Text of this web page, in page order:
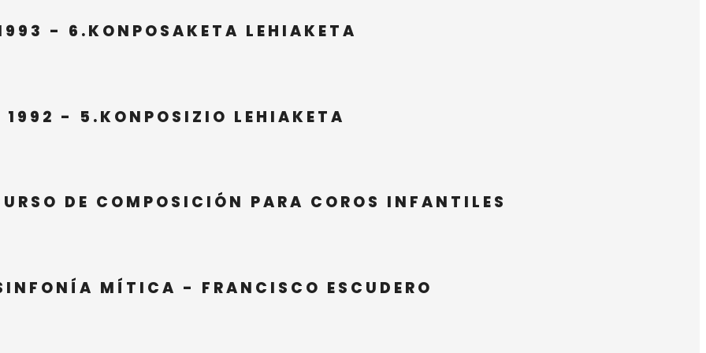
- 6.KONPOSAKETA LEHIAKETA
1992 - 5.KONPOSIZIO LEHIAKETA
DE COMPOSICIÓN PARA COROS INFANTILES
MÍTICA - FRANCISCO ESCUDERO